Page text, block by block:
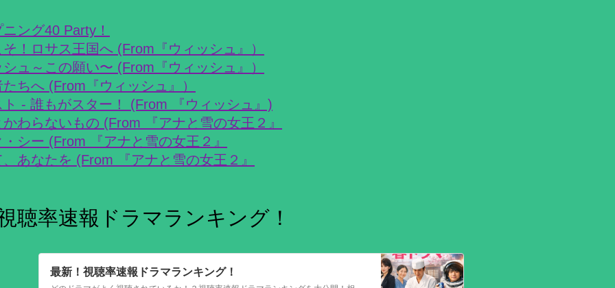
ング40 Party！
！ロサス王国へ (From『ウィッシュ』）
ュ～この願い〜 (From『ウィッシュ』）
ちへ (From『ウィッシュ』）
ト - 誰もがスター！ (From 『ウィッシュ』)
わらないもの (From 『アナと雪の女王２』
シー (From 『アナと雪の女王２』
あなたを (From 『アナと雪の女王２』
聴率速報ドラマランキング！
最新！視聴率速報ドラマランキング！